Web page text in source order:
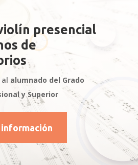
presencial
de
alumnado del Grado
y Superior